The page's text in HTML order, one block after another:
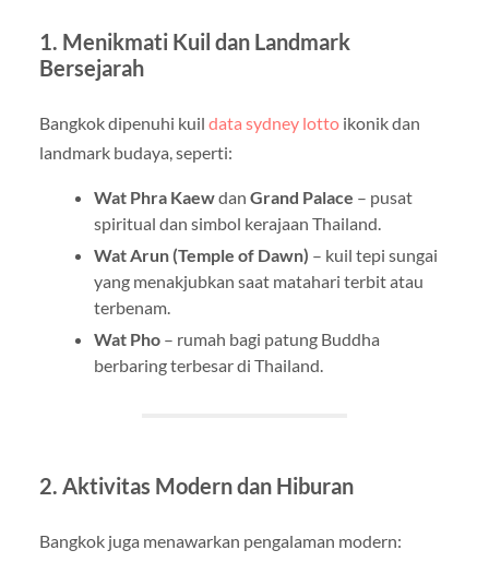
1. Menikmati Kuil dan Landmark
Bersejarah
Bangkok dipenuhi kuil data sydney lottoikonik dan
landmark budaya, seperti:
Wat Phra Kaewdan Grand Palace – pusat
spiritual dan simbol kerajaan Thailand.
Wat Arun (Temple of Dawn) – kuil tepi sungai
yang menakjubkan saat matahari terbit atau
terbenam.
Wat Pho– rumah bagi patung Buddha
berbaring terbesar di Thailand.
2. Aktivitas Modern dan Hiburan
Bangkok juga menawarkan pengalaman modern: